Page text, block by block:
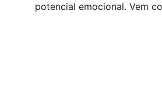
potencial emocional. Vem